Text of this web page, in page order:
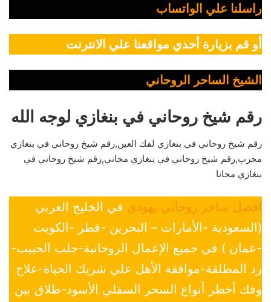
راسلنا علي الواتساب
أو قم بزيارة أحدي مواقعنا علي الانترنت
الشيخ الساحر الروحاني
رقم شيخ روحاني في بنغازي لوجه الله
رقم شيخ روحاني في بنغازي لفك العين,رقم شيخ روحاني في بنغازي
مجرب,رقم شيخ روحاني في بنغازي مجاني,رقم شيخ روحاني في
بنغازي مجانا
افضل ساحر روحاني يهودي في الخليج العربي
(السعودية -الأمارات – البحرين -قطر -الكويت
-عمان ) في جميع الإعمال الروحانية-جلب الحبيب-
رد المطلقة-موافقة الأهل علي شريك الحياة-علاج
وفك أخطر أنواع السحر السفلي الأسود-طلاق بين